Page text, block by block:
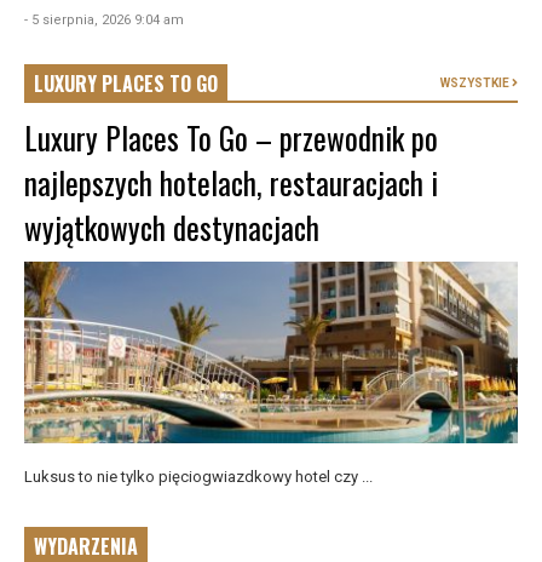
- 5 sierpnia, 2026 9:04 am
LUXURY PLACES TO GO WSZYSTKIE
Luxury Places To Go – przewodnik po
najlepszych hotelach, restauracjach i
wyjątkowych destynacjach
Luksus to nie tylko pięciogwiazdkowy hotel czy ...
WYDARZENIA